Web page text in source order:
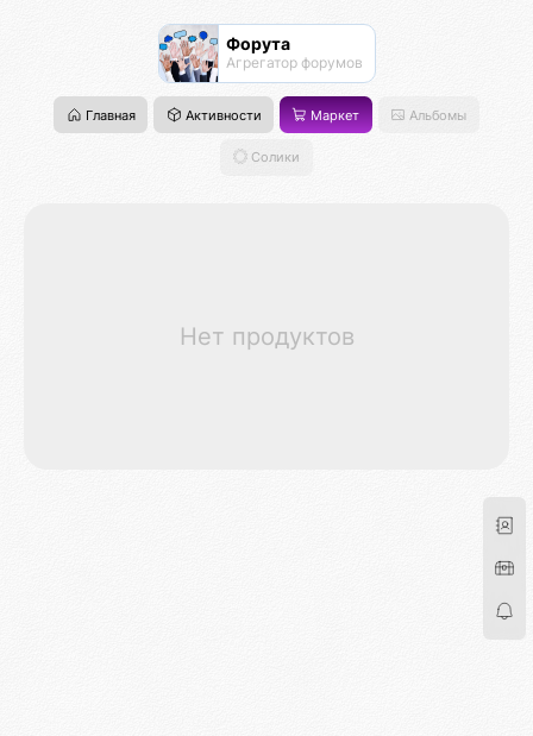
Форута
Агрегатор форумов
Главная Активности Маркет Альбомы
Солики
Нет продуктов